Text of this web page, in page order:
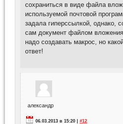
сохраниться в виде файла
используемой почтовой
задала гиперссылкой, однако,
сам документ файлом
надо создавать макрос, но
ответ!
александр
06.03.2013 в 15:20 | #12